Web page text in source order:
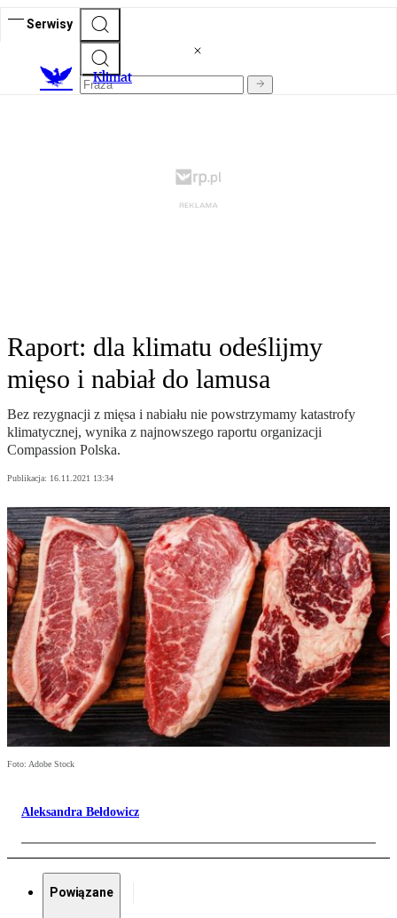
Serwisy
Klimat
Raport: dla klimatu odeślijmy
mięso i nabiał do lamusa
Bez rezygnacji z mięsa i nabiału nie powstrzymamy katastrofy
klimatycznej, wynika z najnowszego raportu organizacji
Compassion Polska.
Publikacja: 16.11.2021 13:34
Foto: Adobe Stock
Aleksandra Bełdowicz
Powiązane